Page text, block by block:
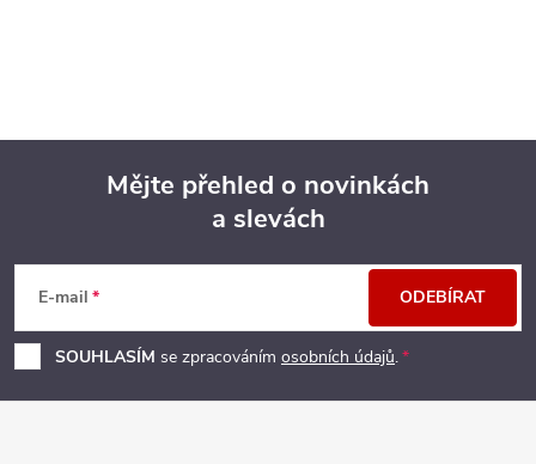
p
a
Mějte přehled o novinkách
a slevách
E-mail
SOUHLASÍM se zpracováním osobních údajů.
ODEBÍRAT